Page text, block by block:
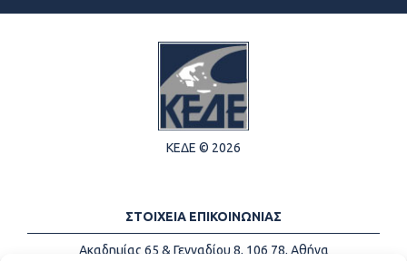
ΚΕΔΕ © 2026
ΣΤΟΙΧΕΙΑ ΕΠΙΚΟΙΝΩΝΙΑΣ
Ακαδημίας 65 & Γενναδίου 8, 106 78, Αθήνα